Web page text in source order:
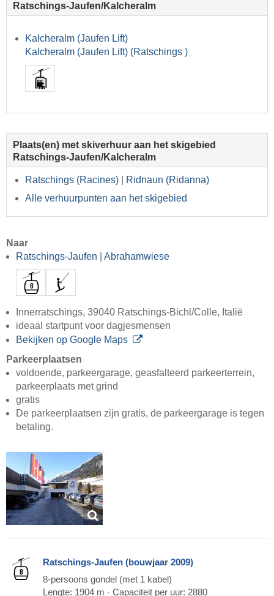
Ratschings-Jaufen/​Kalcheralm
Kalcheralm (Jaufen Lift)
Kalcheralm (Jaufen Lift) (Ratschings )
Plaats(en) met skiverhuur aan het skigebied
Ratschings-Jaufen/Kalcheralm
Ratschings (Racines)
Ridnaun (Ridanna)
Alle verhuurpunten aan het skigebied
Naar
Ratschings-Jaufen
Abrahamwiese
Innerratschings, 39040 Ratschings-Bichl/Colle, Italië
ideaal startpunt voor dagjesmensen
Bekijken op Google Maps
Parkeerplaatsen
voldoende, parkeergarage, geasfalteerd parkeerterrein,
parkeerplaats met grind
gratis
De parkeerplaatsen zijn gratis, de parkeergarage is tegen
betaling.
Ratschings-Jaufen (bouwjaar 2009)
8-persoons gondel (met 1 kabel)
Lengte: 1904 m · Capaciteit per uur: 2880